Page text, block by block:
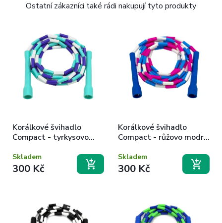
Ostatní zákazníci také rádi nakupují tyto produkty
Korálkové švihadlo
Compact - tyrkysovo
300 Kč
Skladem
Korálkové švihadlo
Compact - růžovo modro
300 Kč
Skladem